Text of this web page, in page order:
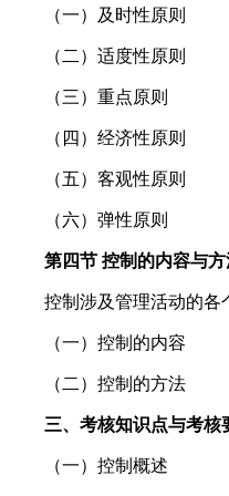
（一）及时性原则
（二）适度性原则
（三）重点原则
（四）经济性原则
（五）客观性原则
（六）弹性原则
第四节 控制的内容与方
控制涉及管理活动的各
（一）控制的内容
（二）控制的方法
三、考核知识点与考核
（一）控制概述